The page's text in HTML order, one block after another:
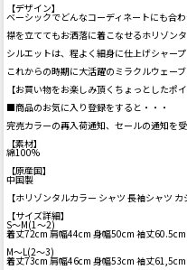
【デザイン】
ベーシックでどんなコーディネートにも合
襟を立ててもお洒落に着こなせるホリゾン
シルエットは、程よく細身に仕上げシャー
これからの時期に大活躍のミラクルウェー
【お買い物をお楽しみ頂くちょっとしたポイ
■商品のお気に入り登録をすると・・・
完売カラーの再入荷通知、セールの通知を
【素材】
綿100%
【原産国】
中国製
【ホリゾンタルカラー シャツ 長袖シャツ カ
【サイズ詳細】
S～M(1～2)
着丈72cm 肩幅44cm 身幅50cm 袖丈60.5cm
M～L(2～3)
着丈73cm 肩幅46cm 身幅53cm 袖丈61,5cm